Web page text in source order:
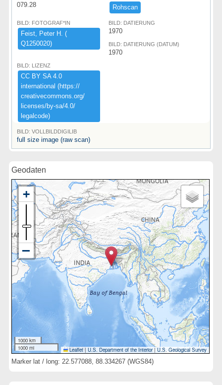
079.28 Rohscan
BILD: FOTOGRAF*IN
Feist,​ ​Peter ​H.​ ​(​
Q1250020)​
BILD: DATIERUNG
1970
BILD: DATIERUNG (DATUM)
1970
BILD: LIZENZ
CC ​BY ​SA ​4.​0 ​
international ​(​https:​/​/​
creativecommons.​org/​
licenses/​by-​sa/​4.​0/​
legalcode)​
BILD: VOLLBILDDIGILIB
full size image (raw scan)
Geodaten
1000 km
1000 mi
Leaflet | U.S. Department of the Interior|U.S. Geological Survey
Marker lat / long: 22.577088, 88.334267 (WGS84)